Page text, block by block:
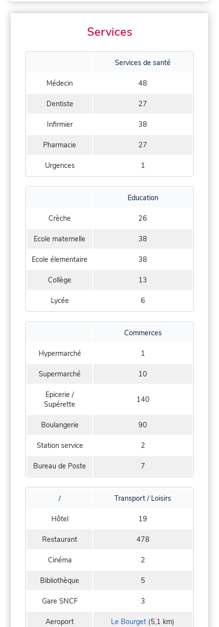
Services
Services de santé
Médecin 48
Dentiste 27
Infirmier 38
Pharmacie 27
Urgences 1
Education
Crèche 26
Ecole maternelle 38
Ecole élementaire 38
Collège 13
Lycée 6
Commerces
Hypermarché 1
Supermarché 10
Epicerie /
Supérette
140
Boulangerie 90
Station service 2
Bureau de Poste 7
/ Transport / Loisirs
Hôtel 19
Restaurant 478
Cinéma 2
Bibliothèque 5
Gare SNCF 3
Aeroport Le Bourget (5,1 km)